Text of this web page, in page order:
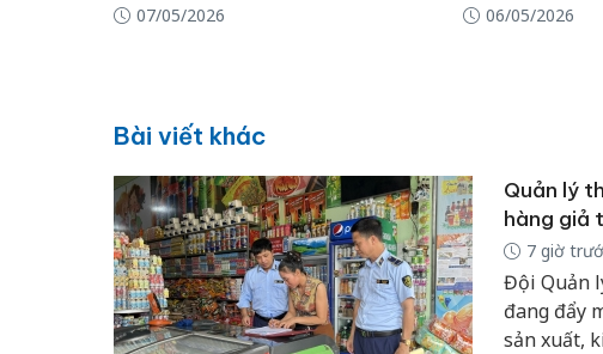
07/05/2026
06/05/2026
Bài viết khác
Quản lý
hàng giả
7 giờ
Đội Quản
đang đẩy
sản xuất,